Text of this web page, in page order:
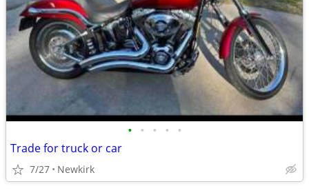
• • • • •
Trade for truck or car
7/27 Newkirk